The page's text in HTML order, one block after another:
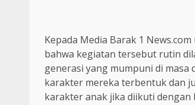
Kepada Media Barak 1
bahwa kegiatan tersebut rutin
generasi yang mumpuni di masa
karakter mereka terbentuk dan
karakter anak jika diikuti dengan